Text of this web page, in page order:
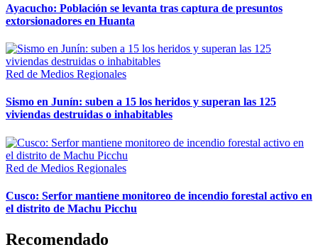
Ayacucho: Población se levanta tras captura de presuntos
extorsionadores en Huanta
Red de Medios Regionales
Sismo en Junín: suben a 15 los heridos y superan las 125
viviendas destruidas o inhabitables
Red de Medios Regionales
Cusco: Serfor mantiene monitoreo de incendio forestal activo en
el distrito de Machu Picchu
Recomendado